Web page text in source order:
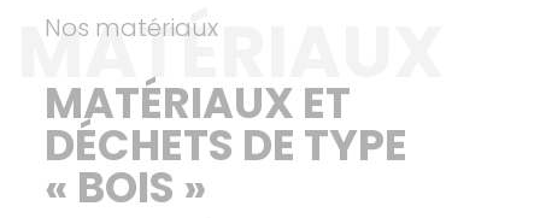
MATÉRIAUX
Nos matériaux
MATÉRIAUX ET
DÉCHETS DE TYPE
« BOIS »